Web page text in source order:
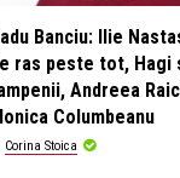
Banciu: Ilie
ras peste tot, Hagi
Andreea
Columbeanu
Corina Stoica